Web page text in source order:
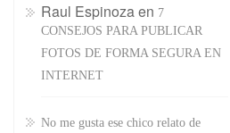
Raul Espinozaen 7
CONSEJOS PARA PUBLICAR
FOTOS DE FORMA SEGURA EN
INTERNET
No me gusta ese chico relato de